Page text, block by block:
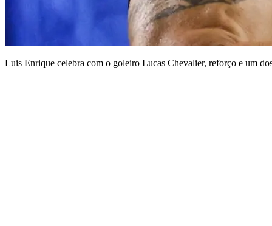
Luis Enrique celebra com o goleiro Lucas Chevalier, reforço e um